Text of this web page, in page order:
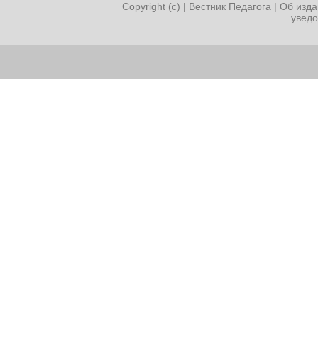
Copyright (c) | Вестник Педагога | Об